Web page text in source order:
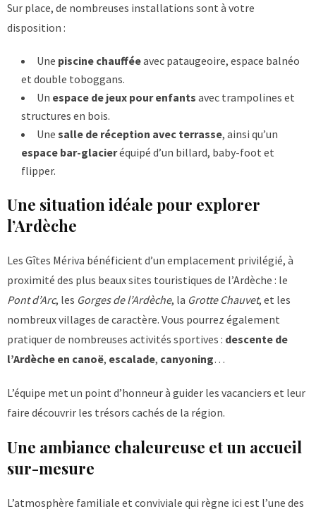
Sur place, de nombreuses installations sont à votre
disposition :
Une piscine chaufféeavec pataugeoire, espace balnéo
et double toboggans.
Un espace de jeux pour enfants avec trampolines et
structures en bois.
Une salle de réception avec terrasse, ainsi qu’un
espace bar-glacieréquipé d’un billard, baby-foot et
flipper.
Une situation idéale pour explorer
l’Ardèche
Les Gîtes Mériva bénéficient d’un emplacement privilégié, à
proximité des plus beaux sites touristiques de l’Ardèche : le
Pont d’Arc, les Gorges de l’Ardèche, la Grotte Chauvet, et les
nombreux villages de caractère. Vous pourrez également
pratiquer de nombreuses activités sportives : descente de
l’Ardèche en canoë, escalade, canyoning…
L’équipe met un point d’honneur à guider les vacanciers et leur
faire découvrir les trésors cachés de la région.
Une ambiance chaleureuse et un accueil
sur-mesure
L’atmosphère familiale et conviviale qui règne ici est l’une des